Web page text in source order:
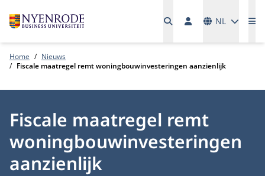
NL
Home
Nieuws
Fiscale maatregel remt woningbouwinvesteringen aanzienlijk
Fiscale maatregel remt
woningbouwinvesteringen
aanzienlijk